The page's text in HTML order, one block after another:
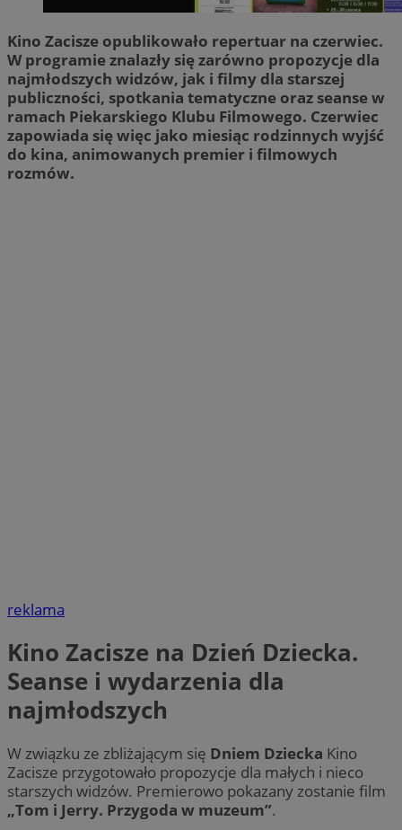
Kino Zacisze opublikowało repertuar na czerwiec.
W programie znalazły się zarówno propozycje dla
najmłodszych widzów, jak i filmy dla starszej
publiczności, spotkania tematyczne oraz seanse w
ramach Piekarskiego Klubu Filmowego. Czerwiec
zapowiada się więc jako miesiąc rodzinnych wyjść
do kina, animowanych premier i filmowych
rozmów.
reklama
Kino Zacisze na Dzień Dziecka.
Seanse i wydarzenia dla
najmłodszych
W związku ze zbliżającym się Dniem Dziecka Kino
Zacisze przygotowało propozycje dla małych i nieco
starszych widzów. Premierowo pokazany zostanie film
„Tom i Jerry. Przygoda w muzeum”.